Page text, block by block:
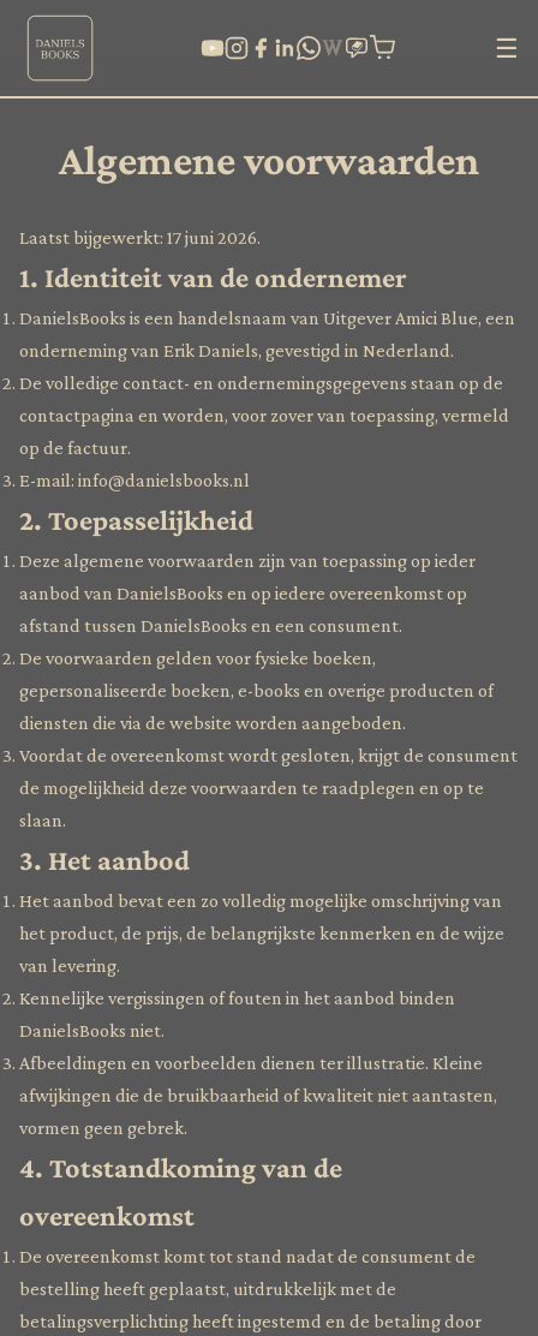
☰
Algemene voorwaarden
Laatst bijgewerkt: 17 juni 2026.
1. Identiteit van de ondernemer
DanielsBooks is een handelsnaam van Uitgever Amici Blue, een
onderneming van Erik Daniels, gevestigd in Nederland.
De volledige contact- en ondernemingsgegevens staan op de
contactpagina en worden, voor zover van toepassing, vermeld
op de factuur.
E-mail: info@danielsbooks.nl
2. Toepasselijkheid
Deze algemene voorwaarden zijn van toepassing op ieder
aanbod van DanielsBooks en op iedere overeenkomst op
afstand tussen DanielsBooks en een consument.
De voorwaarden gelden voor fysieke boeken,
gepersonaliseerde boeken, e-books en overige producten of
diensten die via de website worden aangeboden.
Voordat de overeenkomst wordt gesloten, krijgt de consument
de mogelijkheid deze voorwaarden te raadplegen en op te
slaan.
3. Het aanbod
Het aanbod bevat een zo volledig mogelijke omschrijving van
het product, de prijs, de belangrijkste kenmerken en de wijze
van levering.
Kennelijke vergissingen of fouten in het aanbod binden
DanielsBooks niet.
Afbeeldingen en voorbeelden dienen ter illustratie. Kleine
afwijkingen die de bruikbaarheid of kwaliteit niet aantasten,
vormen geen gebrek.
4. Totstandkoming van de
overeenkomst
De overeenkomst komt tot stand nadat de consument de
bestelling heeft geplaatst, uitdrukkelijk met de
betalingsverplichting heeft ingestemd en de betaling door